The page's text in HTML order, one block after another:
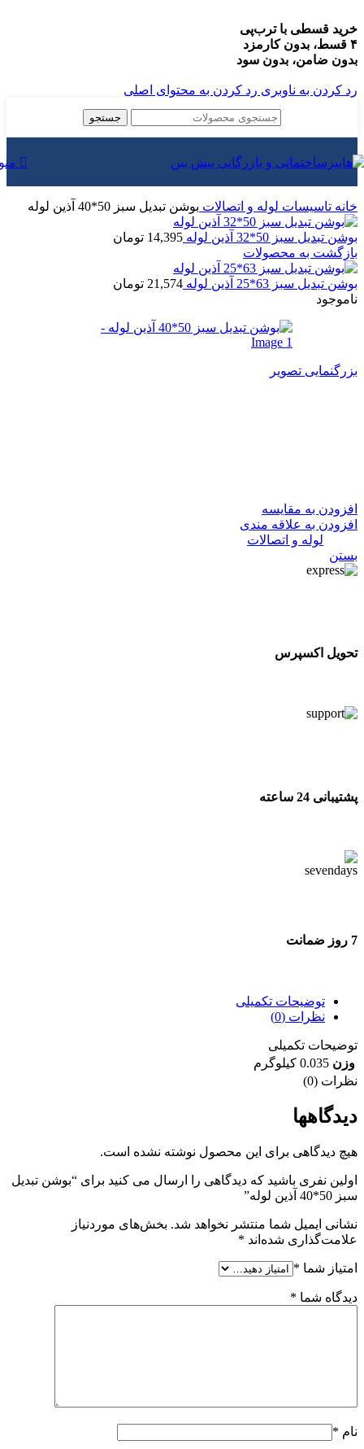
خرید قسطی با ترب‌پی
۴ قسط، بدون کارمزد
بدون ضامن، بدون سود
رد کردن به ناوبری رد کردن به محتوای اصلی
جستجو
خانه تاسیسات لوله و اتصالات بوشن تبدیل سبز 50*40 آذین لوله
بوشن تبدیل سبز 50*32 آذین لوله 14,395 تومان
بازگشت به محصولات
بوشن تبدیل سبز 63*25 آذین لوله 21,574 تومان
ناموجود
بزرگنمایی تصویر
افزودن به مقایسه
افزودن به علاقه مندی
لوله و اتصالات
بستن
تحویل اکسپرس
پشتیبانی 24 ساعته
7 روز ضمانت
توضیحات تکمیلی
نظرات (0)
توضیحات تکمیلی
وزن 0.035 کیلوگرم
نظرات (0)
دیدگاهها
هیچ دیدگاهی برای این محصول نوشته نشده است.
اولین نفری باشید که دیدگاهی را ارسال می کنید برای “بوشن تبدیل
سبز 50*40 آذین لوله”
نشانی ایمیل شما منتشر نخواهد شد. بخش‌های موردنیاز
علامت‌گذاری شده‌اند *
امتیاز شما *
دیدگاه شما *
نام *